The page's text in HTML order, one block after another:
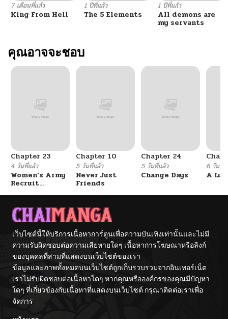
ตอนที่ 6 10/23/2024
ตอนที่ 5
ตอนที่ 1 10/23/2024
7 เดือนที่แล้ว
King From Hell
1 ปีที่แล้ว
The 5 Elements
1 ปีที่แล้ว
All demons are
my servants
คุณอาจจะชอบ
Chapter 23
4 วันที่แล้ว
Women’s Army
Recruit
Chapter 10
5 วันที่แล้ว
Never Just
Friends
Chapter 24
5 วันที่แล้ว
Change Days
6 วันที่
A
เว็บไซต์นี้ให้บริการเนื้อหาการ์ตูนเพื่อความบันเทิงเท่านั้นและไม่มี
ความรับผิดชอบต่อความเสียหายใดๆ เนื้อหาการโฆษณาหรือลิงก์
ของบุคคลที่สามที่แสดงบนเว็บไซต์ของเรา
ข้อมูลและภาพทั้งหมดบนเว็บไซต์ถูกเก็บรวบรวมจากอินเทอร์เน็ต
เราไม่รับผิดชอบต่อเนื้อหาใดๆ หากคุณหรือองค์กรของคุณมีปัญหา
ใดๆ ที่เกี่ยวข้องกับเนื้อหาที่แสดงบนเว็บไซต์ กรุณาติดต่อเราเพื่อ
จัดการ